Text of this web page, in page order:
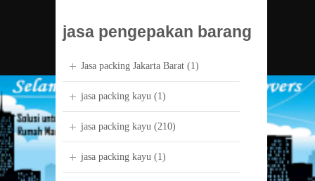
jasa pengepakan barang
Jasa packing Jakarta Barat (1)
jasa packing kayu (1)
jasa packing kayu (210)
jasa packing kayu (1)